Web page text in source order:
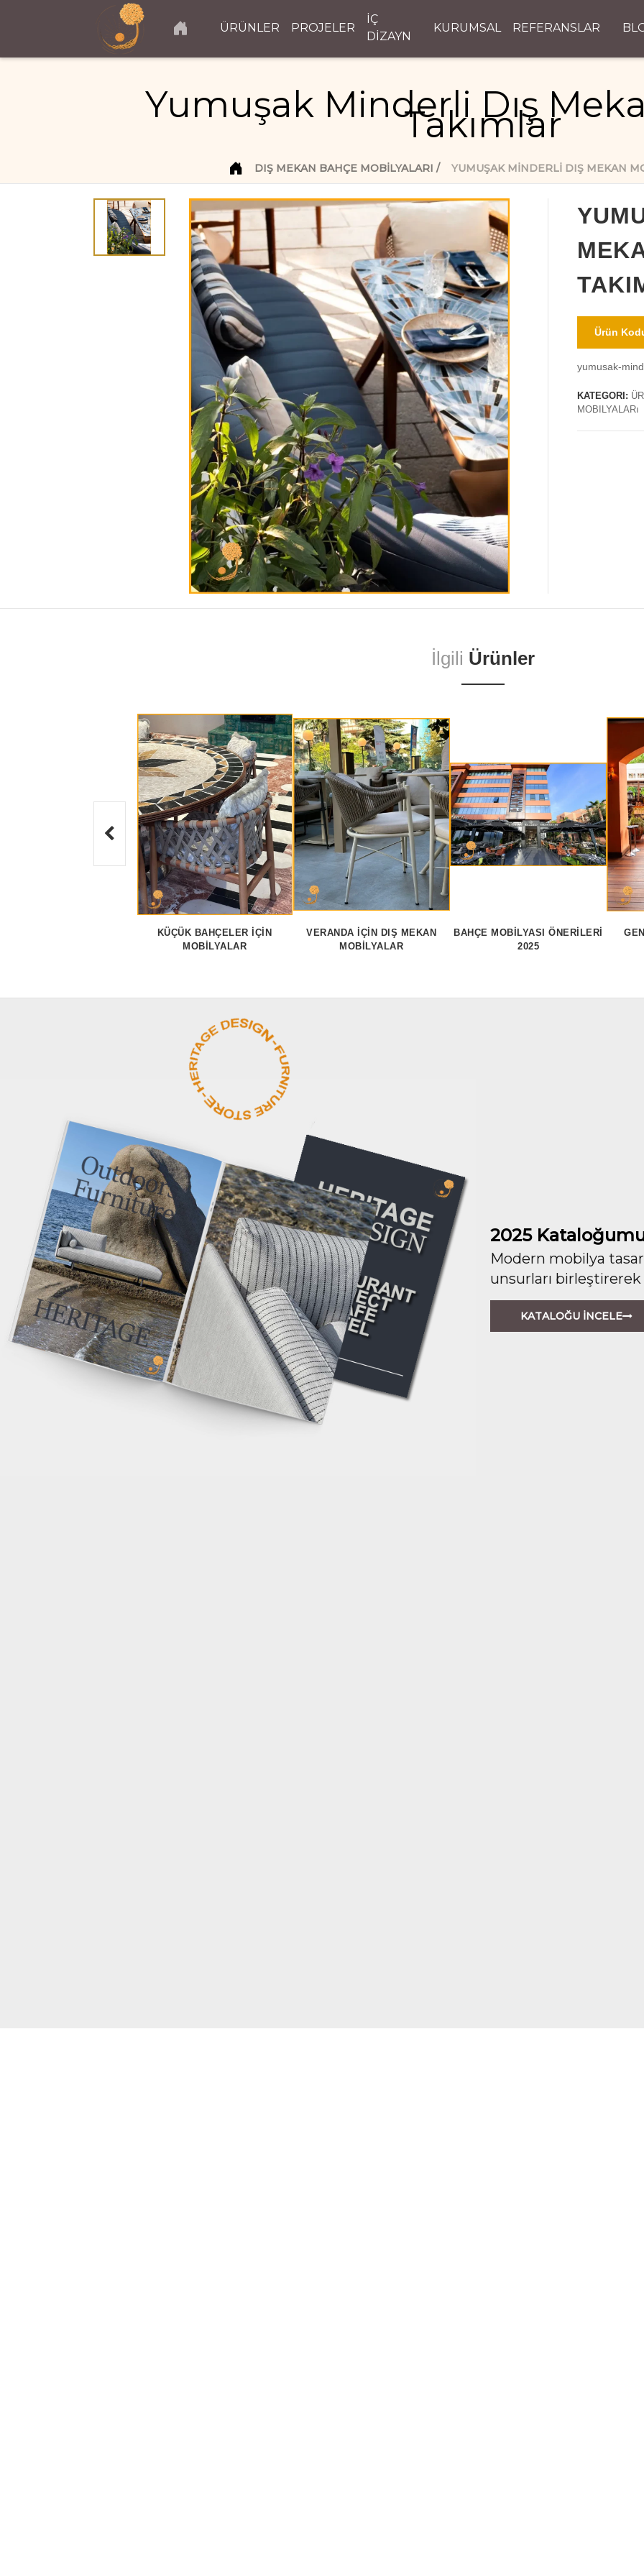
ÜRÜNLER PROJELER
İÇ
DİZAYN
KURUMSAL REFERANSLAR
Yumuşak Minderli Dış
Takımlar
DIŞ MEKAN BAHÇE MOBILYALARI YUMUŞAK MINDERLI DIŞ MEKAN
Ürün
yumusak-
KATEGORI:
MOBILYALARı
İlgili Ürünler
KÜÇÜK BAHÇELER İÇIN
MOBILYALAR
VERANDA İÇIN DIŞ MEKAN
MOBILYALAR
BAHÇE MOBILYASI ÖNERILERI
2025
2025
Modern mobilya
unsurları
KATALOĞU İNCELE